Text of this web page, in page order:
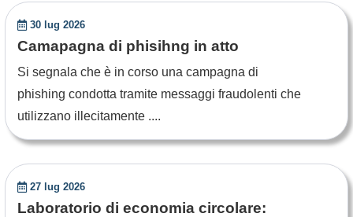
30 lug 2026
Camapagna di phisihng in atto
Si segnala che è in corso una campagna di
phishing condotta tramite messaggi fraudolenti che
utilizzano illecitamente ....
27 lug 2026
Laboratorio di economia circolare: